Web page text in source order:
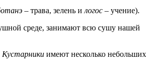
– трава, зелень и логос – учение).
среде, занимают всю сушу нашей
Кустарники имеют несколько небольших